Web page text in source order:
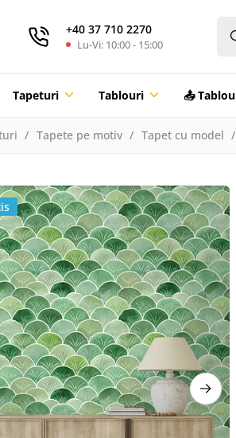
+40 37 710 2270
Lu-Vi: 10:00 - 15:00
Tapeturi Tablouri 📤
Tapete pe motiv Tapet cu model